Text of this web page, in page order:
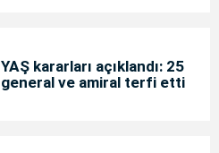
YAŞ kararları açıklandı: 25
general ve amiral terfi etti